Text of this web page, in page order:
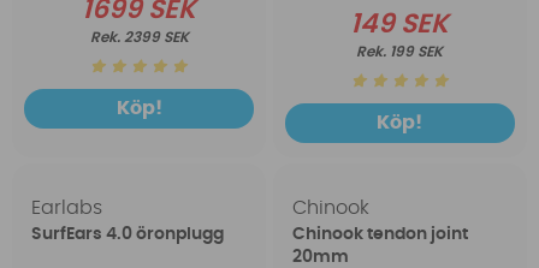
1699 SEK
2399 SEK
Köp!
149 SEK
199 SEK
Köp!
Earlabs
SurfEars 4.0 öronplugg
Chinook
Chinook tendon joint
20mm